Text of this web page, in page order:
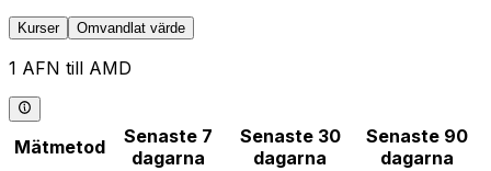
Kurser Omvandlat värde
1 AFN till AMD
Mätmetod
Senaste 7
dagarna
Senaste 30
dagarna
Senaste 90
dagarna